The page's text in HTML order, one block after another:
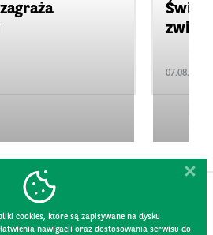
07.08.2026
cookies, które są zapisywane na dysku
nawigacji oraz dostosowania serwisu do